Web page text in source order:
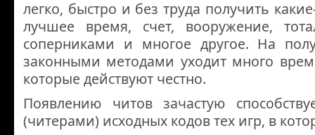
легко, быстро и без труда получить
лучшее время, счет, вооружение,
соперниками и многое другое. На
законными методами уходит много
которые действуют честно.
Появлению читов зачастую
(читерами) исходных кодов тех игр, в